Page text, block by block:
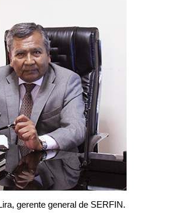
gerente general de SERFIN.